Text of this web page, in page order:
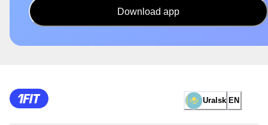
Download app
Uralsk EN